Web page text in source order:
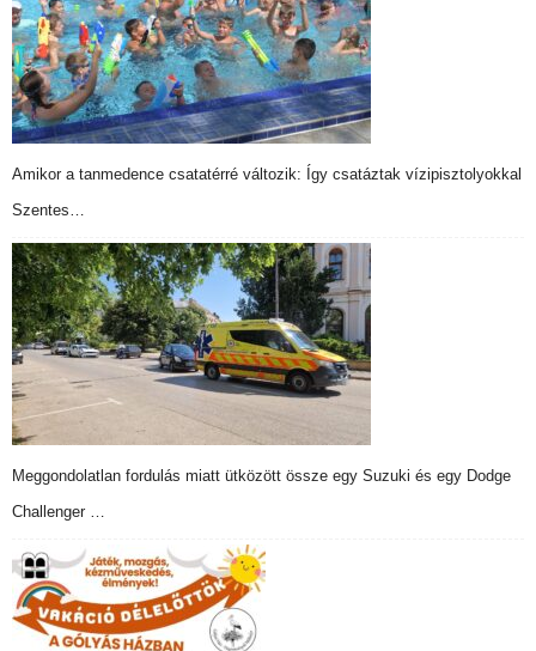
Amikor a tanmedence csatatérré változik: Így csatáztak vízipisztolyokkal
Szentes…
Meggondolatlan fordulás miatt ütközött össze egy Suzuki és egy Dodge
Challenger …